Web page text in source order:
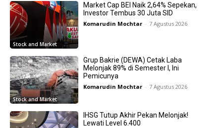
Stock and Market
Market Cap BEI Naik 2,64% Sepekan,
Investor Tembus 30 Juta SID
Komarudin Mochtar - 7 Agustus 2026
Stock and Market
Grup Bakrie (DEWA) Cetak Laba
Melonjak 89% di Semester I, Ini
Pemicunya
Komarudin Mochtar - 7 Agustus 2026
IHSG Tutup Akhir Pekan Melonjak!
Lewati Level 6.400